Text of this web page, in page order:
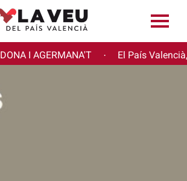
DONA I AGERMANA'T · El País